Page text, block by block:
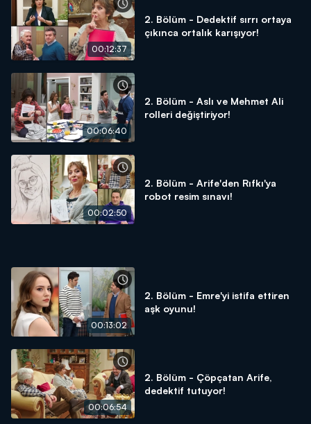
00:12:37
2. Bölüm - Dedektif sırrı ortaya
çıkınca ortalık karışıyor!
00:06:40
2. Bölüm - Aslı ve Mehmet Ali
rolleri değiştiriyor!
00:02:50
2. Bölüm - Arife'den Rıfkı'ya
robot resim sınavı!
00:13:02
2. Bölüm - Emre'yi istifa ettiren
aşk oyunu!
00:06:54
2. Bölüm - Çöpçatan Arife,
dedektif tutuyor!